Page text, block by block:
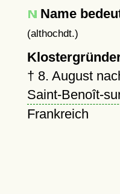
Name
(althochdt.)
† 8. August
Saint-Benoît-
Frankreich